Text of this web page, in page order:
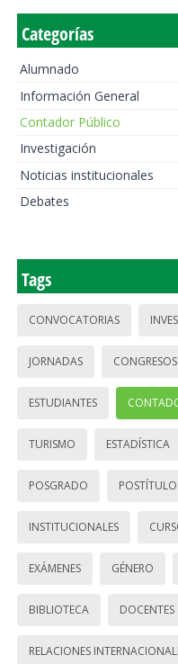
Categorías
Alumnado
Información General
Contador Público
Investigación
Noticias institucionales
Debates
Tags
CONVOCATORIAS
JORNADAS CONGRESOS
ESTUDIANTES
TURISMO ESTADÍSTICA
POSGRADO
INSTITUCIONALES
EXÁMENES GÉNERO
BIBLIOTECA DOCENTES
RELACIONES